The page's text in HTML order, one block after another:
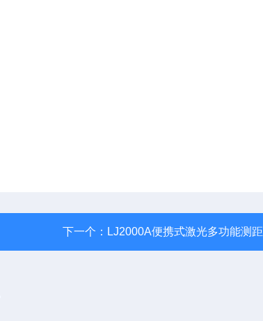
下一个： LJ2000A便携式激光多功能测